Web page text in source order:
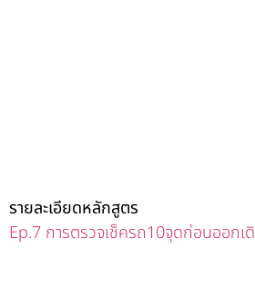
รายละเอียดหลักสูตร
Ep.7 การตรวจเช็ครถ10จุดก่อนออกเ